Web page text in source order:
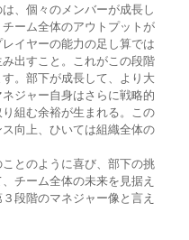
、個々のメンバーが成長し
ーム全体のアウトプットが
イヤーの能力の足し算では
出すこと。これがこの段階
。部下が成長して、より大
ジャー自身はさらに戦略的
組む余裕が生まれる。この
向上、ひいては組織全体の
とのように喜び、部下の挑
チーム全体の未来を見据え
段階のマネジャー像と言え